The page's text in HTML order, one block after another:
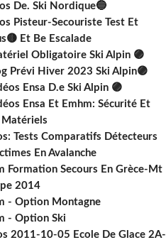
De. Ski Nordique🔵
Pisteur-Secouriste Test Et
Et Be Escalade
Obligatoire Ski Alpin 🟣
Prévi Hiver 2023 Ski Alpin🟣
Ensa D.e Ski Alpin 🟣
Ensa Et Emhm: Sécurité Et
Matériels
Tests Comparatifs Détecteurs
En Avalanche
Formation Secours En Grèce-Mt
2014
- Option Montagne
- Option Ski
2011-10-05 Ecole De Glace 2A-